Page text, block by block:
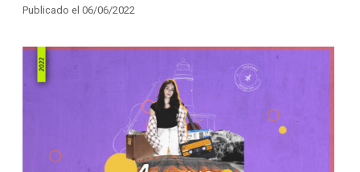
Publicado el 06/06/2022